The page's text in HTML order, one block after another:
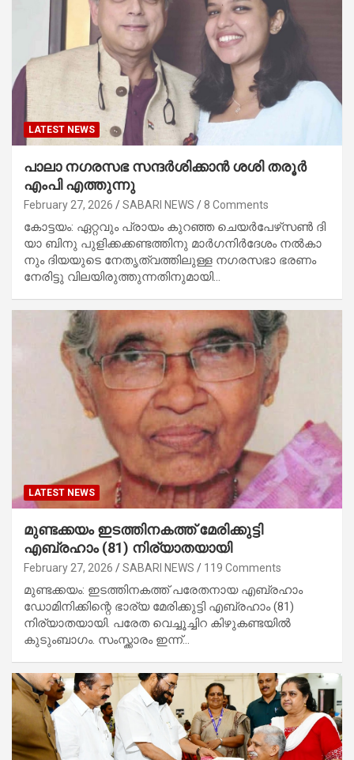
LATEST NEWS
പാ​ലാ ന​ഗ​ര​സ​ഭ സ​ന്ദ​ര്‍​ശി​ക്കാ​ന്‍ ശ​ശി ത​രൂ​ര്‍
എം​പി എ​ത്തു​ന്നു
February 27, 2026 SABARI NEWS 8 Comments
കോ​​ട്ട​​യം: ഏ​​റ്റ​​വും പ്രാ​​യം കു​​റ​​ഞ്ഞ ചെ​​യ​​ര്‍​പേ​​ഴ്‌​​സ​​ണ്‍ ദി​​
യാ ബി​​നു പു​​ളി​​ക്ക​​ക്ക​​ണ്ട​​ത്തി​​നു മാ​​ര്‍​ഗ​​നി​​ര്‍​ദേ​​ശം ന​​ല്‍​കാ​​
നും ദി​​യ​​യു​​ടെ നേ​​തൃ​​ത്വ​​ത്തി​​ലു​​ള്ള ന​​ഗ​​ര​​സ​​ഭാ ഭ​​ര​​ണം
നേ​​രി​​ട്ടു വി​​ല​​യി​​രു​​ത്തു​​ന്ന​​തി​​നു​​മാ​​യി…
LATEST NEWS
മുണ്ടക്കയം ഇടത്തിനകത്ത് മേരിക്കുട്ടി
എബ്രഹാം (81) നിര്യാതയായി
February 27, 2026 SABARI NEWS 119 Comments
മുണ്ടക്കയം: ഇടത്തിനകത്ത് പരേതനായ എബ്രഹാം
ഡോമിനിക്കിന്റെ ഭാര്യ മേരിക്കുട്ടി എബ്രഹാം (81)
നിര്യാതയായി. പരേത വെച്ചൂച്ചിറ കിഴുകണ്ടയിൽ
കുടുംബാഗം. സംസ്ക്കാരം ഇന്ന്…